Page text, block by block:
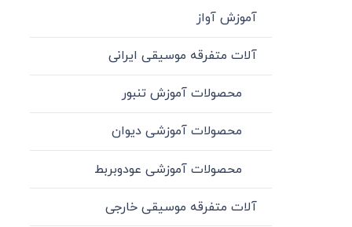
آموزش آواز
آلات متفرقه موسیقی ایرانی
محصولات آموزش تنبور
محصولات آموزشی دیوان
محصولات آموزشی عودوبربط
آلات متفرقه موسیقی خارجی